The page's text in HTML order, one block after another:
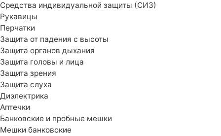
Средства индивидуальной защиты (СИЗ)
Рукавицы
Перчатки
Защита от падения с высоты
Защита органов дыхания
Защита головы и лица
Защита зрения
Защита слуха
Диэлектрика
Аптечки
Банковские и пробные мешки
Мешки банковские